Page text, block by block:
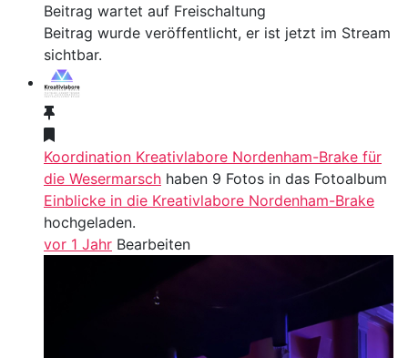
Beitrag wartet auf Freischaltung
Beitrag wurde veröffentlicht, er ist jetzt im Stream
sichtbar.
Koordination Kreativlabore Nordenham-Brake für
die Wesermarsch haben 9 Fotos in das Fotoalbum
Einblicke in die Kreativlabore Nordenham-Brake
hochgeladen.
vor 1 Jahr Bearbeiten